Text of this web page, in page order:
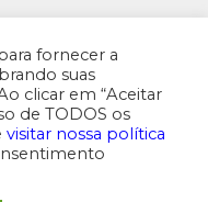
fornecer a
suas
clicar em “Aceitar
de TODOS os
visitar nossa política